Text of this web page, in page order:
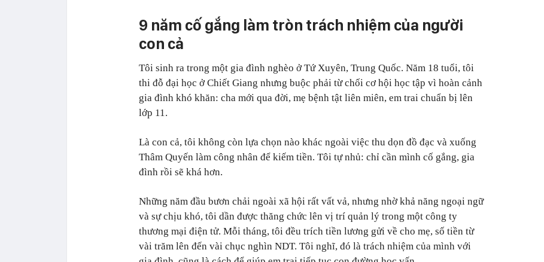
9 năm cố gắng làm tròn trách nhiệm của người
con cả
Tôi sinh ra trong một gia đình nghèo ở Tứ Xuyên, Trung Quốc. Năm 18 tuổi, tôi
thi đỗ đại học ở Chiết Giang nhưng buộc phải từ chối cơ hội học tập vì hoàn cảnh
gia đình khó khăn: cha mới qua đời, mẹ bệnh tật liên miên, em trai chuẩn bị lên
lớp 11.
Là con cả, tôi không còn lựa chọn nào khác ngoài việc thu dọn đồ đạc và xuống
Thâm Quyến làm công nhân để kiếm tiền. Tôi tự nhủ: chỉ cần mình cố gắng, gia
đình rồi sẽ khá hơn.
Những năm đầu bươn chải ngoài xã hội rất vất vả, nhưng nhờ khả năng ngoại ngữ
và sự chịu khó, tôi dần được thăng chức lên vị trí quản lý trong một công ty
thương mại điện tử. Mỗi tháng, tôi đều trích tiền lương gửi về cho mẹ, số tiền từ
vài trăm lên đến vài chục nghìn NDT. Tôi nghĩ, đó là trách nhiệm của mình với